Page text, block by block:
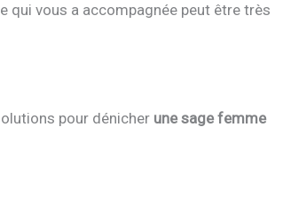
qui vous a accompagnée peut être très
pour dénicher une sage femme